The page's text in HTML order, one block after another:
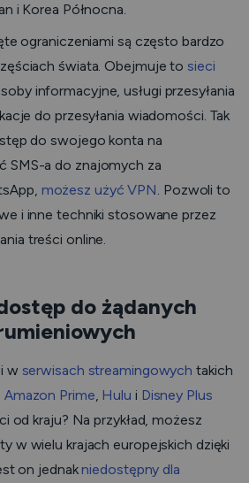
i Korea Północna.
ograniczeniami są często bardzo
świata. Obejmuje tosieci
informacyjne, usługi przesyłania
do przesyłania wiadomości. Tak
do swojego konta na
SMS-a do znajomych za
możesz użyć VPN. Pozwoli to
i inne techniki stosowane przez
treści online.
do żądanych
w serwisach streamingowych takich
Amazon Prime, Hulu i Disney Plus
od kraju? Na przykład, możesz
w wielu krajach europejskich dzięki
on jednakniedostępny dla